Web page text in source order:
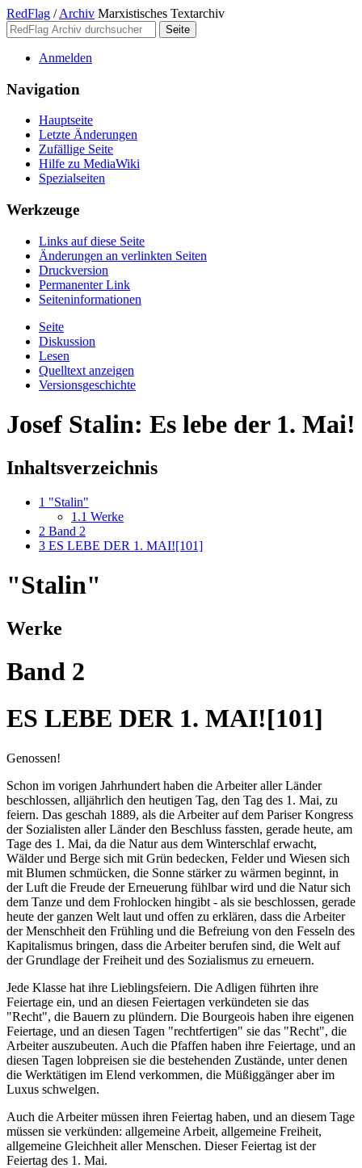
RedFlag / Archiv Marxistisches Textarchiv
Anmelden
Navigation
Hauptseite
Letzte Änderungen
Zufällige Seite
Hilfe zu MediaWiki
Spezialseiten
Werkzeuge
Links auf diese Seite
Änderungen an verlinkten Seiten
Druckversion
Permanenter Link
Seiten­­informationen
Seite
Diskussion
Lesen
Quelltext anzeigen
Versionsgeschichte
Josef Stalin: Es lebe der 1. Mai!
Inhaltsverzeichnis
1 "Stalin"
1.1 Werke
2 Band 2
3 ES LEBE DER 1. MAI![101]
"Stalin"
Werke
Band 2
ES LEBE DER 1. MAI![101]
Genossen!
Schon im vorigen Jahrhundert haben die Arbeiter aller Länder
beschlossen, alljährlich den heutigen Tag, den Tag des 1. Mai, zu
feiern. Das geschah 1889, als die Arbeiter auf dem Pariser Kongress
der Sozialisten aller Länder den Beschluss fassten, gerade heute, am
Tage des 1. Mai, da die Natur aus dem Winterschlaf erwacht,
Wälder und Berge sich mit Grün bedecken, Felder und Wiesen sich
mit Blumen schmücken, die Sonne stärker zu wärmen beginnt, in
der Luft die Freude der Erneuerung fühlbar wird und die Natur sich
dem Tanze und dem Frohlocken hingibt - als sie beschlossen, gerade
heute der ganzen Welt laut und offen zu erklären, dass die Arbeiter
der Menschheit den Frühling und die Befreiung von den Fesseln des
Kapitalismus bringen, dass die Arbeiter berufen sind, die Welt auf
der Grundlage der Freiheit und des Sozialismus zu erneuern.
Jede Klasse hat ihre Lieblingsfeiern. Die Adligen führten ihre
Feiertage ein, und an diesen Feiertagen verkündeten sie das
"Recht", die Bauern zu plündern. Die Bourgeois haben ihre eigenen
Feiertage, und an diesen Tagen "rechtfertigen" sie das "Recht", die
Arbeiter auszubeuten. Auch die Pfaffen haben ihre Feiertage, und an
diesen Tagen lobpreisen sie die bestehenden Zustände, unter denen
die Werktätigen im Elend verkommen, die Müßiggänger aber im
Luxus schwelgen.
Auch die Arbeiter müssen ihren Feiertag haben, und an diesem Tage
müssen sie verkünden: allgemeine Arbeit, allgemeine Freiheit,
allgemeine Gleichheit aller Menschen. Dieser Feiertag ist der
Feiertag des 1. Mai.